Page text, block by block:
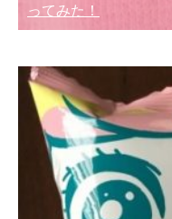
ってみた！